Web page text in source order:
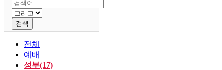
검색
전체
예배
성부(17)